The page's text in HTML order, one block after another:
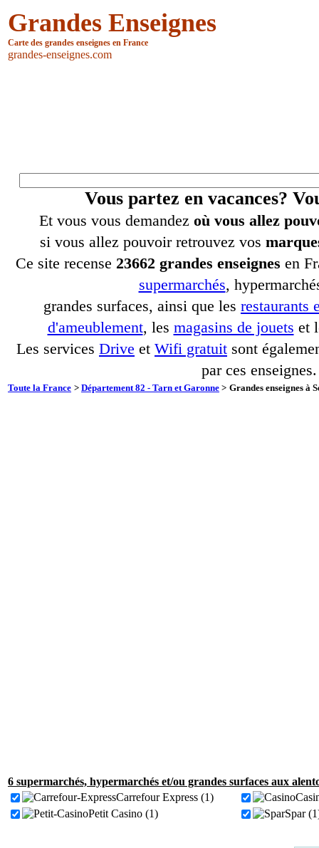
Grandes Enseignes
Carte des grandes enseignes en France
grandes-enseignes.com
Vous partez en vacances?
Et vous vous demandez où vous allez
si vous allez pouvoir retrouvez vos
Ce site recense 23662 grandes enseignes en
supermarchés,
grandes surfaces, ainsi que les restaurants
d'ameublement, les magasins de jouets et
Les services Drive et Wifi gratuit sont
par ces enseignes.
Toute la France > Département 82 - Tarn et Garonne > Grandes enseignes à
6 supermarchés, hypermarchés et/ou grandes surfaces aux
Carrefour Express (1)
Petit Casino (1)
Spar